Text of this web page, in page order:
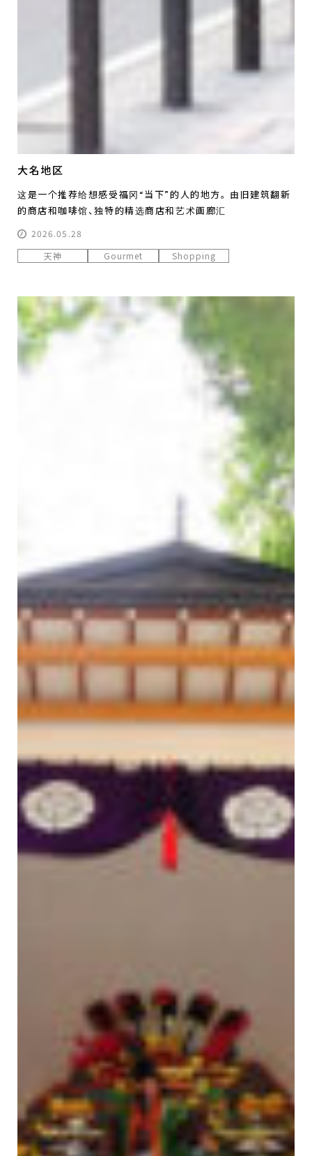
大名地区
这是一个推荐给想感受福冈“当下”的人的地方。 由旧建筑翻新
的商店和咖啡馆、独特的精选商店和艺术画廊汇
天神 Gourmet Shopping
2026.05.28